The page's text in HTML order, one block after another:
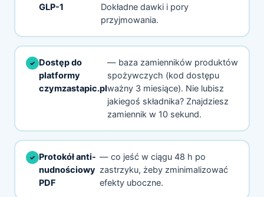
GLP-1
Dokładne dawki i pory
przyjmowania.
Dostęp do
platformy
czymzastapic.pl
— baza zamienników produktów
spożywczych (kod dostępu
ważny 3 miesiące). Nie lubisz
jakiegoś składnika? Znajdziesz
zamiennik w 10 sekund.
Protokół anti-
nudnościowy
PDF
— co jeść w ciągu 48 h po
zastrzyku, żeby zminimalizować
efekty uboczne.